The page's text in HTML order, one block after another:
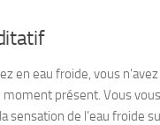
en eau froide, vous
moment présent. Vous
sensation de l’eau froide